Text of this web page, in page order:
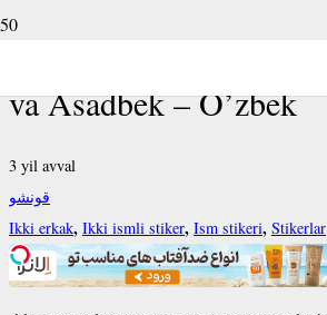
va Asadbek – O’zbek
3 yil avval
قونشو
Ikki erkak, Ikki ismli stiker, Ism stikeri, Stikerlar